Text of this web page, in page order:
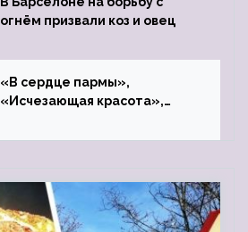
огнём призвали коз и овец
«В сердце пармы»,
«Исчезающая красота»,